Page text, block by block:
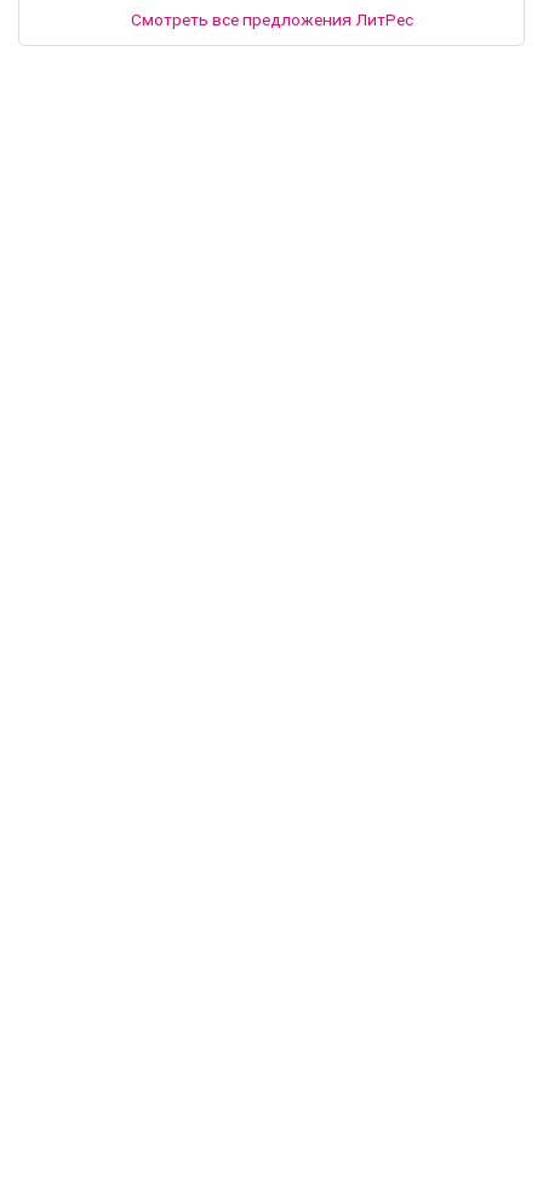
Смотреть все предложения ЛитРес